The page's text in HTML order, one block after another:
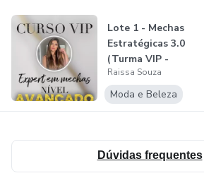
Lote 1 - Mechas
Estratégicas 3.0
(Turma VIP -
Presencial)
Raissa Souza
Moda e Beleza
Dúvidas frequentes